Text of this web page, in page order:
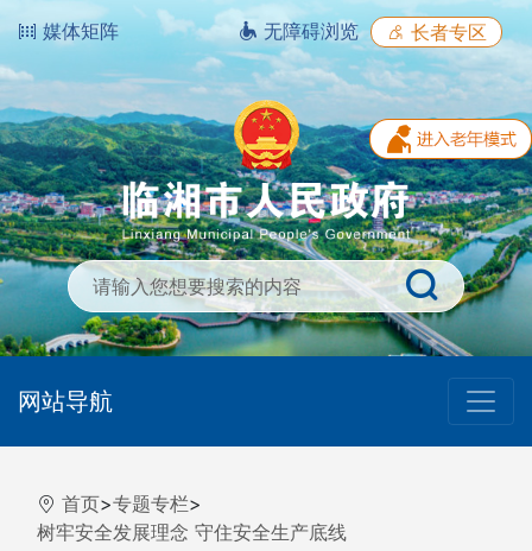
媒体矩阵 无障碍浏览 长者专区
网站导航
首页>专题专栏>
树牢安全发展理念 守住安全生产底线